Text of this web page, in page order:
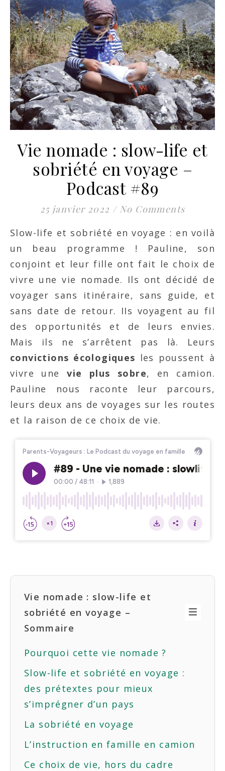
Vie nomade : slow-life et
sobriété en voyage –
Podcast #89
25 janvier 2022 / No Comments
Slow-life et sobriété en voyage : en voilà
un beau programme ! Pauline, son
conjoint et leur fille ont fait le choix de
vivre une vie nomade. Ils ont décidé de
voyager sans itinéraire, sans guide, et
sans date de retour. IIs voyagent au fil
des opportunités et de leurs envies.
Mais ils ne s’arrêtent pas là. Leurs
convictions écologiques les poussent à
vivre unevie plus sobre, en camion.
Pauline nous raconte leur parcours,
leurs deux ans de voyages sur les routes
et la raison de ce choix de vie.
Vie nomade : slow-life et
sobriété en voyage –
Sommaire
Pourquoi cette vie nomade ?
Slow-life et sobriété en voyage :
des prétextes pour mieux
s’imprégner d’un pays
La sobriété en voyage
L’instruction en famille en camion
Ce choix de vie, hors du cadre